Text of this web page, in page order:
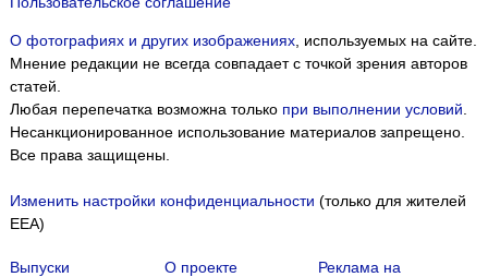
О фотографиях и других изображениях, используемых на сайте.
Мнение редакции не всегда совпадает с точкой зрения авторов
статей.
Любая перепечатка возможна только при выполнении условий
Несанкционированное использование материалов запрещено.
Все права защищены.
Изменить настройки конфиденциальности (только для жителей
EEA)
Выпуски
О проекте
Реклама на